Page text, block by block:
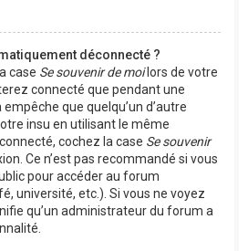
déconnecté ?
case Se souvenir de moilors de votre
connecté que pendant une
que quelqu’un d’autre
insu en utilisant le même
cochez la case Se souvenir
Ce n’est pas recommandé si vous
pour accéder au forum
université, etc.). Si vous ne voyez
qu’un administrateur du forum a